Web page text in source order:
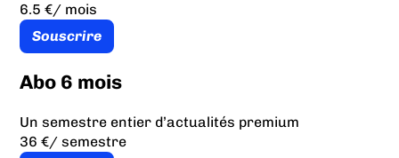
6.5 €/ mois
Souscrire
Abo 6 mois
Un semestre entier d’actualités premium
36 €/ semestre